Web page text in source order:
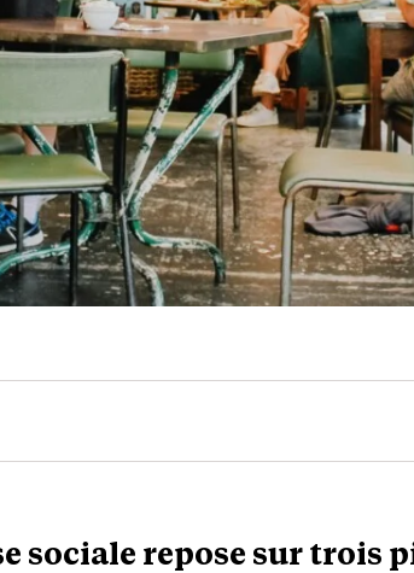
sociale repose sur trois